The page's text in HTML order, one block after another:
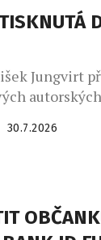
po
z
regulatorních
[…]
Jungvirt
autorských
Unique a
s
30.7.2026